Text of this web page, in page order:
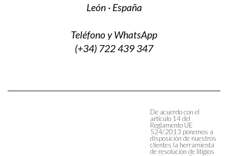
León · España
Teléfono y WhatsApp
(+34) 722 439 347
De acuerdo con el
artículo 14 del
Reglamento UE
524/2013 ponemos a
disposición de nuestros
clientes la herramienta
de resolución de litigios